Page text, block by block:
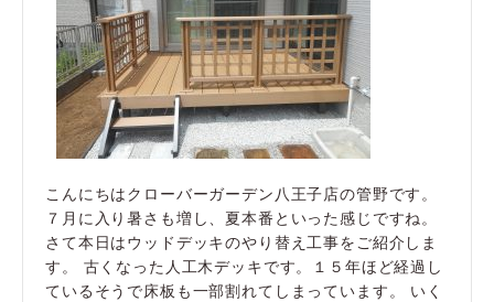
こんにちはクローバーガーデン八王子店の管野です。
７月に入り暑さも増し、夏本番といった感じですね。
さて本日はウッドデッキのやり替え工事をご紹介しま
す。 古くなった人工木デッキです。１５年ほど経過し
ているそうで床板も一部割れてしまっています。 いく